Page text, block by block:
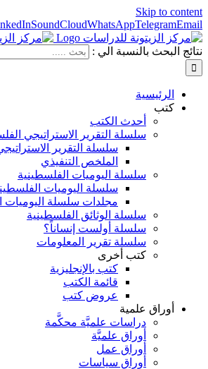
Skip to content
SoundCloudWhatsAppTelegramEmail
نتائج البحث بالنسبة الي :
الرئيسية
كتب
أحدث الكتب
سلسلة التقرير الاستراتيجي
سلسلة التقرير
الملخص التنفيذي
سلسلة اليوميات الفلسطينية
سلسلة اليوميات
مجلدات سلسلة اليوميات
سلسلة الوثائق الفلسطينية
سلسلة أولست إنساناً؟
سلسلة تقرير المعلومات
كتب أخرى
كتب بالإنجليزية
قائمة الكتب
عروض كتب
أوراق علمية
دراسات علميَّة محكَّمة
أوراق علميَّة
أوراق عمل
أوراق سياسات